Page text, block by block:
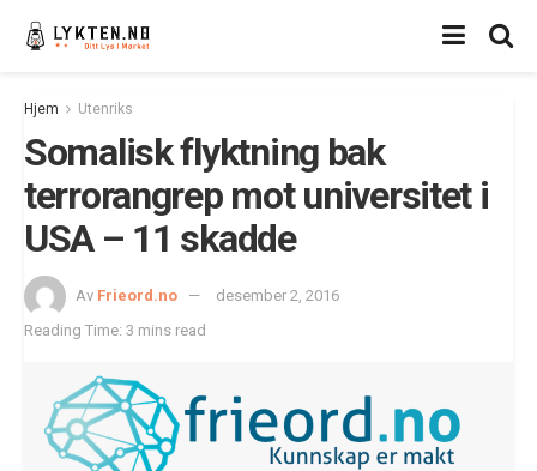
Hjem Utenriks
Somalisk flyktning bak
terrorangrep mot universitet i
USA – 11 skadde
Av Frieord.no
desember 2, 2016
Reading Time: 3 mins read